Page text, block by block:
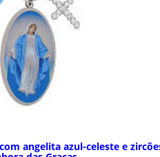
angelita azul-celeste e